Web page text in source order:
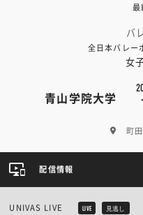
最
バ
全日本バレー
女
青山学院大学
町
配信情報
UNIVAS LIVE LIVE 見逃し